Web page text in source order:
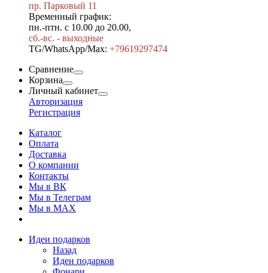
пр. Парковый 11
Временный график:
пн.-птн. с 10.00 до 20.00,
сб.-вс. - выходные
TG/WhatsApp/Max: +79619297474
Сравнение
Корзина
Личный кабинет
Авторизация
Регистрация
Каталог
Оплата
Доставка
О компании
Контакты
Мы в ВК
Мы в Телеграм
Мы в МAX
Идеи подарков
Назад
Идеи подарков